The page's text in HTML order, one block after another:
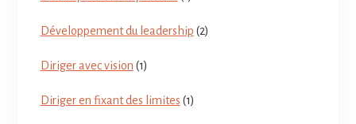
Développement du leadership (2)
Diriger avec vision (1)
Diriger en fixant des limites (1)